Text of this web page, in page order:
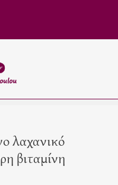
λαχανικό
βιταμίνη